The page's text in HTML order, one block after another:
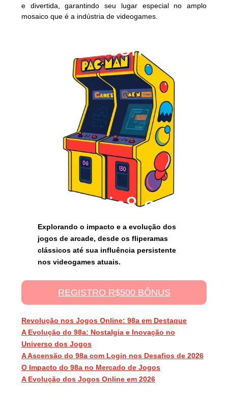
e divertida, garantindo seu lugar especial no amplo
mosaico que é a indústria de videogames.
Explorando o impacto e a evolução dos
jogos de arcade, desde os fliperamas
clássicos até sua influência persistente
nos videogames atuais.
REGISTRO R$500 BÔNUS
Revolução nos Jogos Online: 98a em Destaque
A Evolução do 98a: Nostalgia e Inovação no
Universo dos Jogos
A Ascensão do 98a com Login nos Desafios de 2026
O Impacto do 98a no Mercado de Jogos
A Evolução dos Jogos Online em 2026